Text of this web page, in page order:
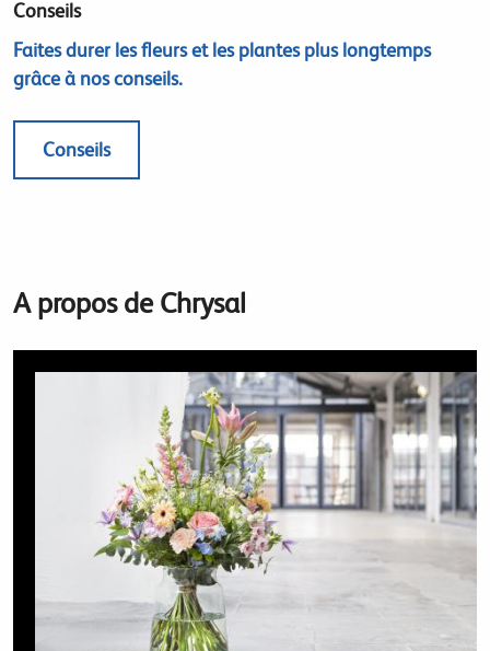
Conseils
Faites durer les fleurs et les plantes plus longtemps
grâce à nos conseils.
Conseils
A propos de Chrysal